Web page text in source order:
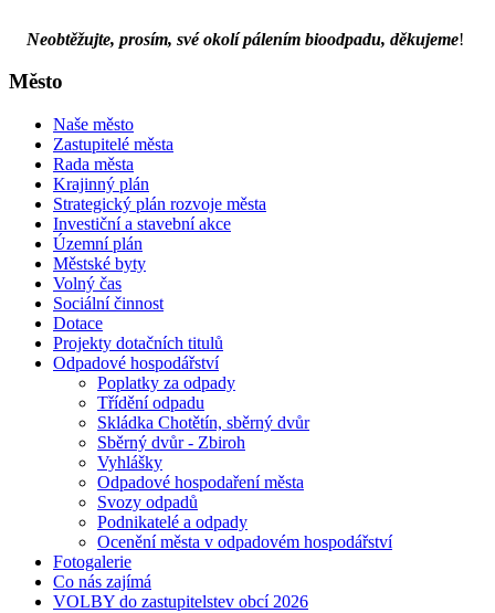
Neobtěžujte, prosím, své okolí pálením bioodpadu, děkujeme!
Město
Naše město
Zastupitelé města
Rada města
Krajinný plán
Strategický plán rozvoje města
Investiční a stavební akce
Územní plán
Městské byty
Volný čas
Sociální činnost
Dotace
Projekty dotačních titulů
Odpadové hospodářství
Poplatky za odpady
Třídění odpadu
Skládka Chotětín, sběrný dvůr
Sběrný dvůr - Zbiroh
Vyhlášky
Odpadové hospodaření města
Svozy odpadů
Podnikatelé a odpady
Ocenění města v odpadovém hospodářství
Fotogalerie
Co nás zajímá
VOLBY do zastupitelstev obcí 2026